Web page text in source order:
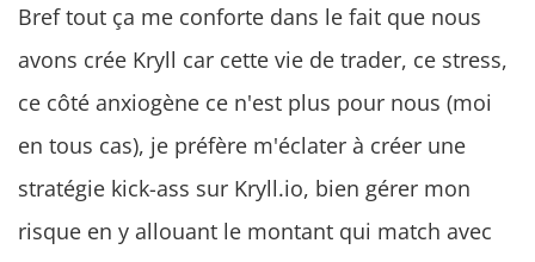
Bref tout ça me conforte dans le fait que nous
avons crée Kryll car cette vie de trader, ce stress,
ce côté anxiogène ce n'est plus pour nous (moi
en tous cas), je préfère m'éclater à créer une
stratégie kick-ass sur Kryll.io, bien gérer mon
risque en y allouant le montant qui match avec